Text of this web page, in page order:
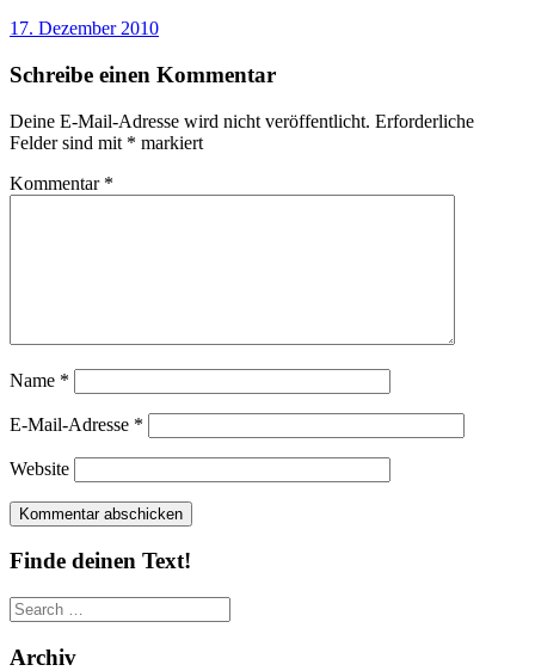
17. Dezember 2010
Schreibe einen Kommentar
Deine E-Mail-Adresse wird nicht veröffentlicht. Erforderliche
Felder sind mit * markiert
Kommentar *
Name *
E-Mail-Adresse *
Website
Finde deinen Text!
Search
for:
Archiv